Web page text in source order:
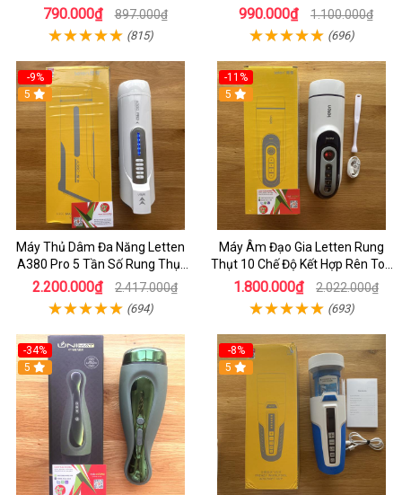
Đỉnh
790.000₫ 897.000₫
(815)
Nặng 2kg
990.000₫ 1.100.000₫
(696)
-9%
5
Máy Thủ Dâm Đa Năng Letten
A380 Pro 5 Tần Số Rung Thụt
Kết Hợp Tiếng Rên Và Toả Nhiệt
Sưởi Ấm
2.200.000₫ 2.417.000₫
(694)
-11%
5
Máy Âm Đạo Gia Letten Rung
Thụt 10 Chế Độ Kết Hợp Rên Toả
Nhiệt Và Sưởi Ấm 40 Độ - Âm
Đạo Giả HCM
1.800.000₫ 2.022.000₫
(693)
-34%
5
-8%
5